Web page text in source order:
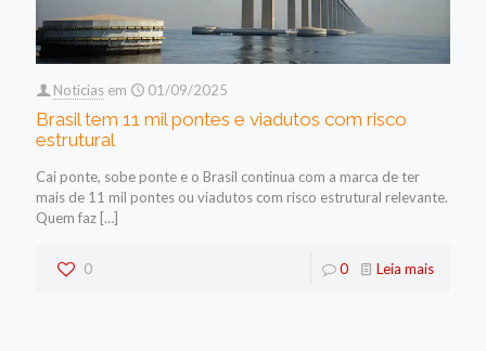
Noticias em 01/09/2025
Brasil tem 11 mil pontes e viadutos com risco
estrutural
Cai ponte, sobe ponte e o Brasil continua com a marca de ter
mais de 11 mil pontes ou viadutos com risco estrutural relevante.
Quem faz […]
0 0 Leia mais